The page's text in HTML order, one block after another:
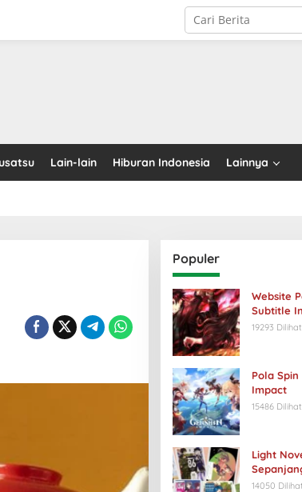
Lain-lain Hiburan Indonesia Lainnya
Populer
Website
Subtitle
19293 Dilihat
Pola Spin
Impact
15486 Dilihat
Light
14050 Dilihat